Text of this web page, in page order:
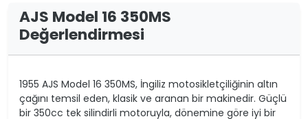
AJS Model 16 350MS
Değerlendirmesi
1955 AJS Model 16 350MS, İngiliz motosikletçiliğinin altın
çağını temsil eden, klasik ve aranan bir makinedir. Güçlü
bir 350cc tek silindirli motoruyla, dönemine göre iyi bir